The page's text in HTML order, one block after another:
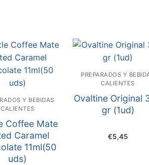
Y BEBIDAS
CALIENTES
Coffee Mate
Caramel
11ml(50
uds)
PREPARADOS Y
CALIENTES
Ovaltine Original
gr (1ud)
€5,45